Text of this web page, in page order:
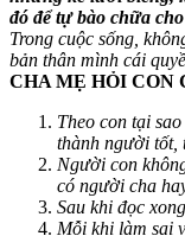
đó để tự bào chữa
Trong cuộc sống,
bản thân mình cái
CHA MẸ HỎI CON
Theo con tại
thành người tốt,
Người con
có người cha
Sau khi đọc
Mỗi khi làm sai